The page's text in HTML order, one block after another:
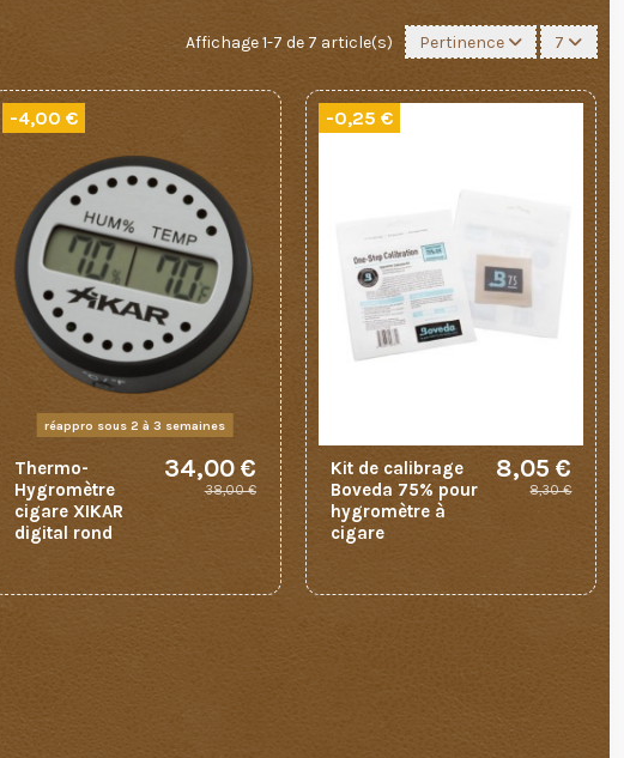
Affichage 1-7 de 7 article(s) Pertinence 7
-4,00 €
réappro sous 2 à 3 semaines
Thermo-
Hygromètre
cigare XIKAR
digital rond
34,00 €
38,00 €
-0,25 €
Kit de calibrage
Boveda 75% pour
hygromètre à
cigare
8,05 €
8,30 €